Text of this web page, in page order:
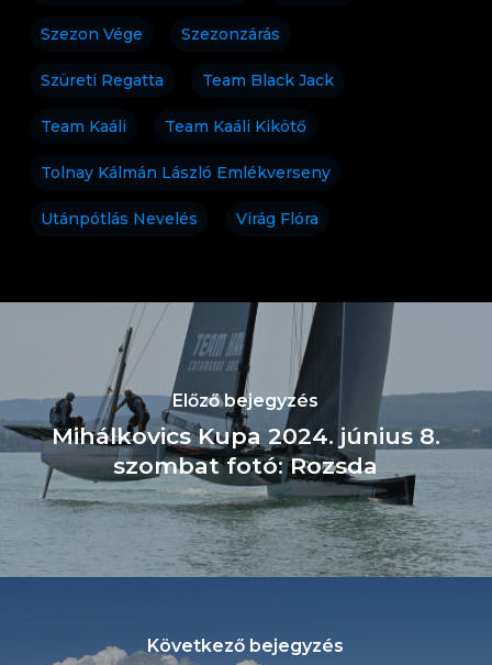
Szezon Vége Szezonzárás
Szüreti Regatta Team Black Jack
Team Kaáli Team Kaáli Kikötő
Tolnay Kálmán László Emlékverseny
Utánpótlás Nevelés Virág Flóra
Előző bejegyzés
Mihálkovics Kupa 2024. június 8.
szombat fotó: Rozsda
Következő bejegyzés